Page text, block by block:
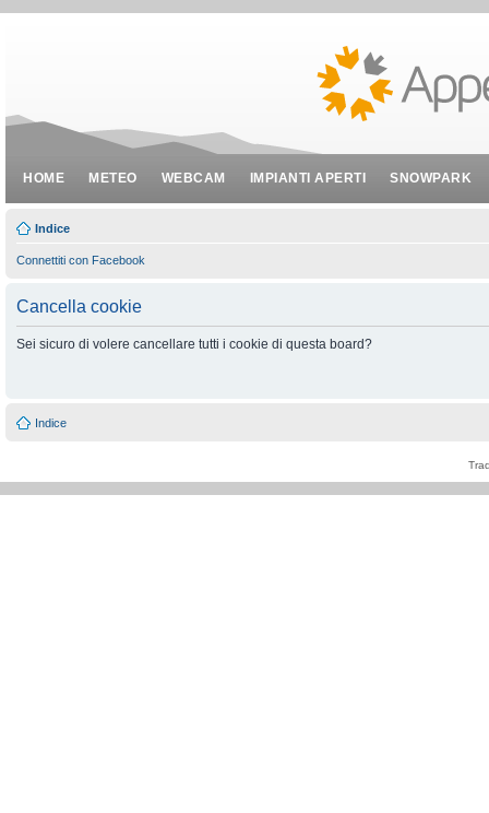
HOME METEO WEBCAM IMPIANTI APERTI SNOWPARK
Indice
Connettiti con Facebook
Cancella cookie
Sei sicuro di volere cancellare tutti i cookie di questa board?
Indice